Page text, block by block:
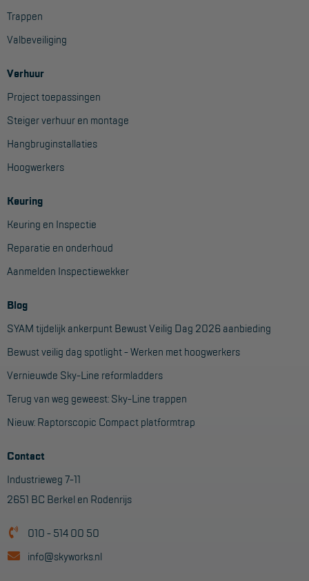
Trappen
Valbeveiliging
Verhuur
Project toepassingen
Steiger verhuur en montage
Hangbruginstallaties
Hoogwerkers
Keuring
Keuring en Inspectie
Reparatie en onderhoud
Aanmelden Inspectiewekker
Blog
SYAM tijdelijk ankerpunt Bewust Veilig Dag 2026 aanbieding
Bewust veilig dag spotlight - Werken met hoogwerkers
Vernieuwde Sky-Line reformladders
Terug van weg geweest: Sky-Line trappen
Nieuw: Raptorscopic Compact platformtrap
Contact
Industrieweg 7-11
2651 BC Berkel en Rodenrijs
010 - 514 00 50
info@skyworks.nl